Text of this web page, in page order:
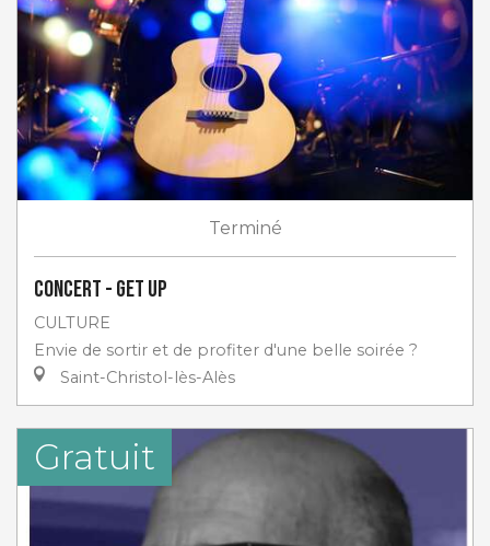
Terminé
Concert - Get Up
CULTURE
Envie de sortir et de profiter d'une belle soirée ?
Saint-Christol-lès-Alès
Gratuit